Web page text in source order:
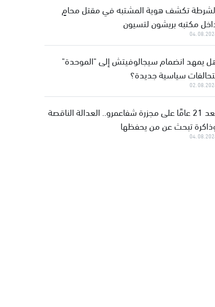
تكشف هوية المشتبه في مقتل محامٍ
مكتبه بريشون لتسيون
يمهد انضمام سيجالوفيتش إلى "الموحدة"
سياسية جديدة؟
بعد 21 عامًا على مجزرة شفاعمرو.. العدالة الناقصة
تبحث عن من يحفظها